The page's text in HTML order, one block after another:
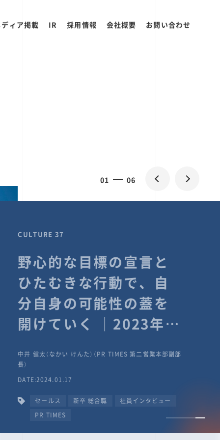
ィア掲載 IR 採用情報 会社概要 お問い合わせ
01 06
CULTURE 37
野心的な目標の宣言と
ひたむきな行動で、自
分自身の可能性の蓋を
開けていく ｜2023年度
タビュー #PR
TIMESな人たち
中井 健太（なかい けんた）（PR TIMES 第二営業本部副部
長）
DATE:2024.01.17
セールス 新卒 総合職
社員インタビュー
PR TIMES